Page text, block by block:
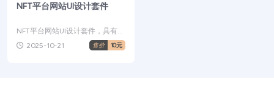
NFT平台网站UI设计套件
NFT平台网站UI设计套件，具有干
净、现代和移动响应式设计，包
含 30+ 高品质...
2025-10-21 售价 10元